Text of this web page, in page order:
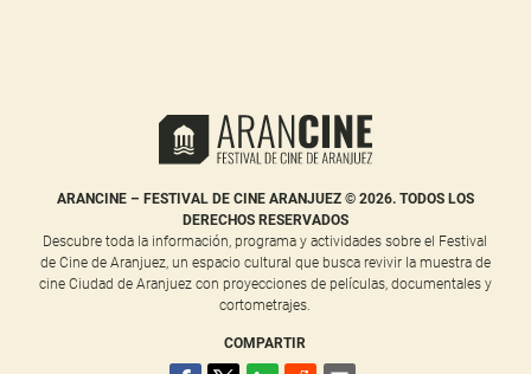
ARANCINE – FESTIVAL DE CINE ARANJUEZ © 2026. TODOS LOS
DERECHOS RESERVADOS
Descubre toda la información, programa y actividades sobre el Festival
de Cine de Aranjuez, un espacio cultural que busca revivir la muestra de
cine Ciudad de Aranjuez con proyecciones de películas, documentales y
cortometrajes.
COMPARTIR